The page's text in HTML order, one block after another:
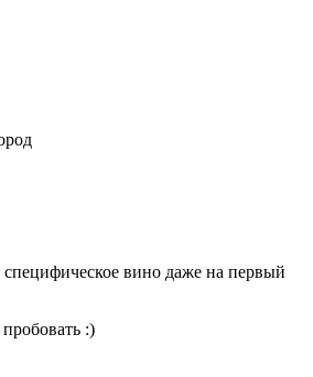
вино даже на первый
:)